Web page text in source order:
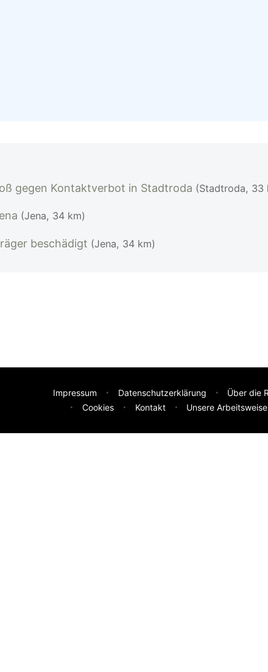
gegen Kontaktverbot in Stadtroda (Stadtroda, 33
(Jena, 34 km)
beschädigt (Jena, 34 km)
Impressum Datenschutzerklärung Über die
Cookies
Kontakt Unsere Arbeitsweise